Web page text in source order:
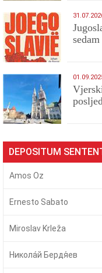
DEPOSITUM
Amos Oz
Ernesto Sabato
Miroslav Krleža
Никола́й Бердя́ев